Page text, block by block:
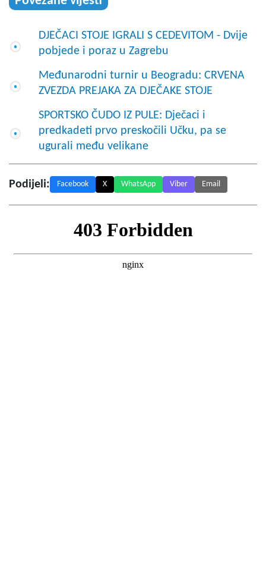
DJEČACI STOJE IGRALI S CEDEVITOM - Dvije
pobjede i poraz u Zagrebu
Međunarodni turnir u Beogradu: CRVENA
ZVEZDA PREJAKA ZA DJEČAKE STOJE
SPORTSKO ČUDO IZ PULE: Dječaci i
predkadeti prvo preskočili Učku, pa se
ugurali među velikane
Podijeli: Facebook X WhatsApp Viber Email